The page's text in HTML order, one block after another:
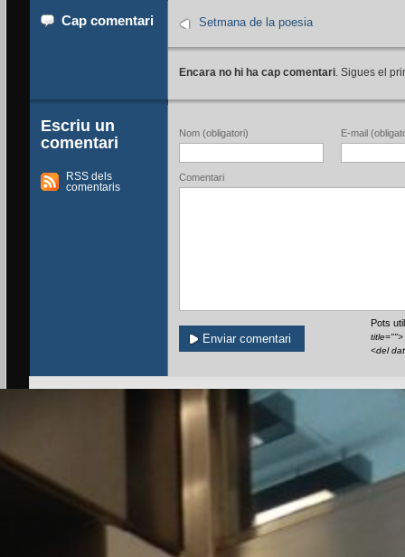
Cap comentari Setmana de la poesia
Encara no hi ha cap comentari. Sigues el
Escriu un
comentari
RSS dels
comentaris
Nom (obligatori) E-mail
Comentari
Pots
<del